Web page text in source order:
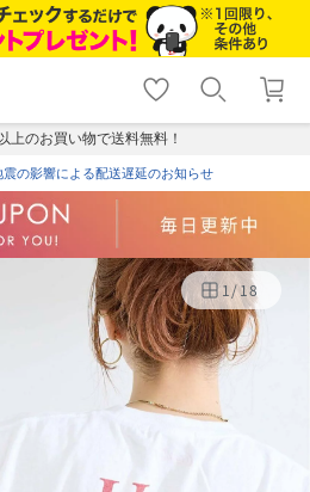
shopping_cart lock_outline
ログイン
上のお買い物で送料無料！
の影響による配送遅延のお知らせ
1/18